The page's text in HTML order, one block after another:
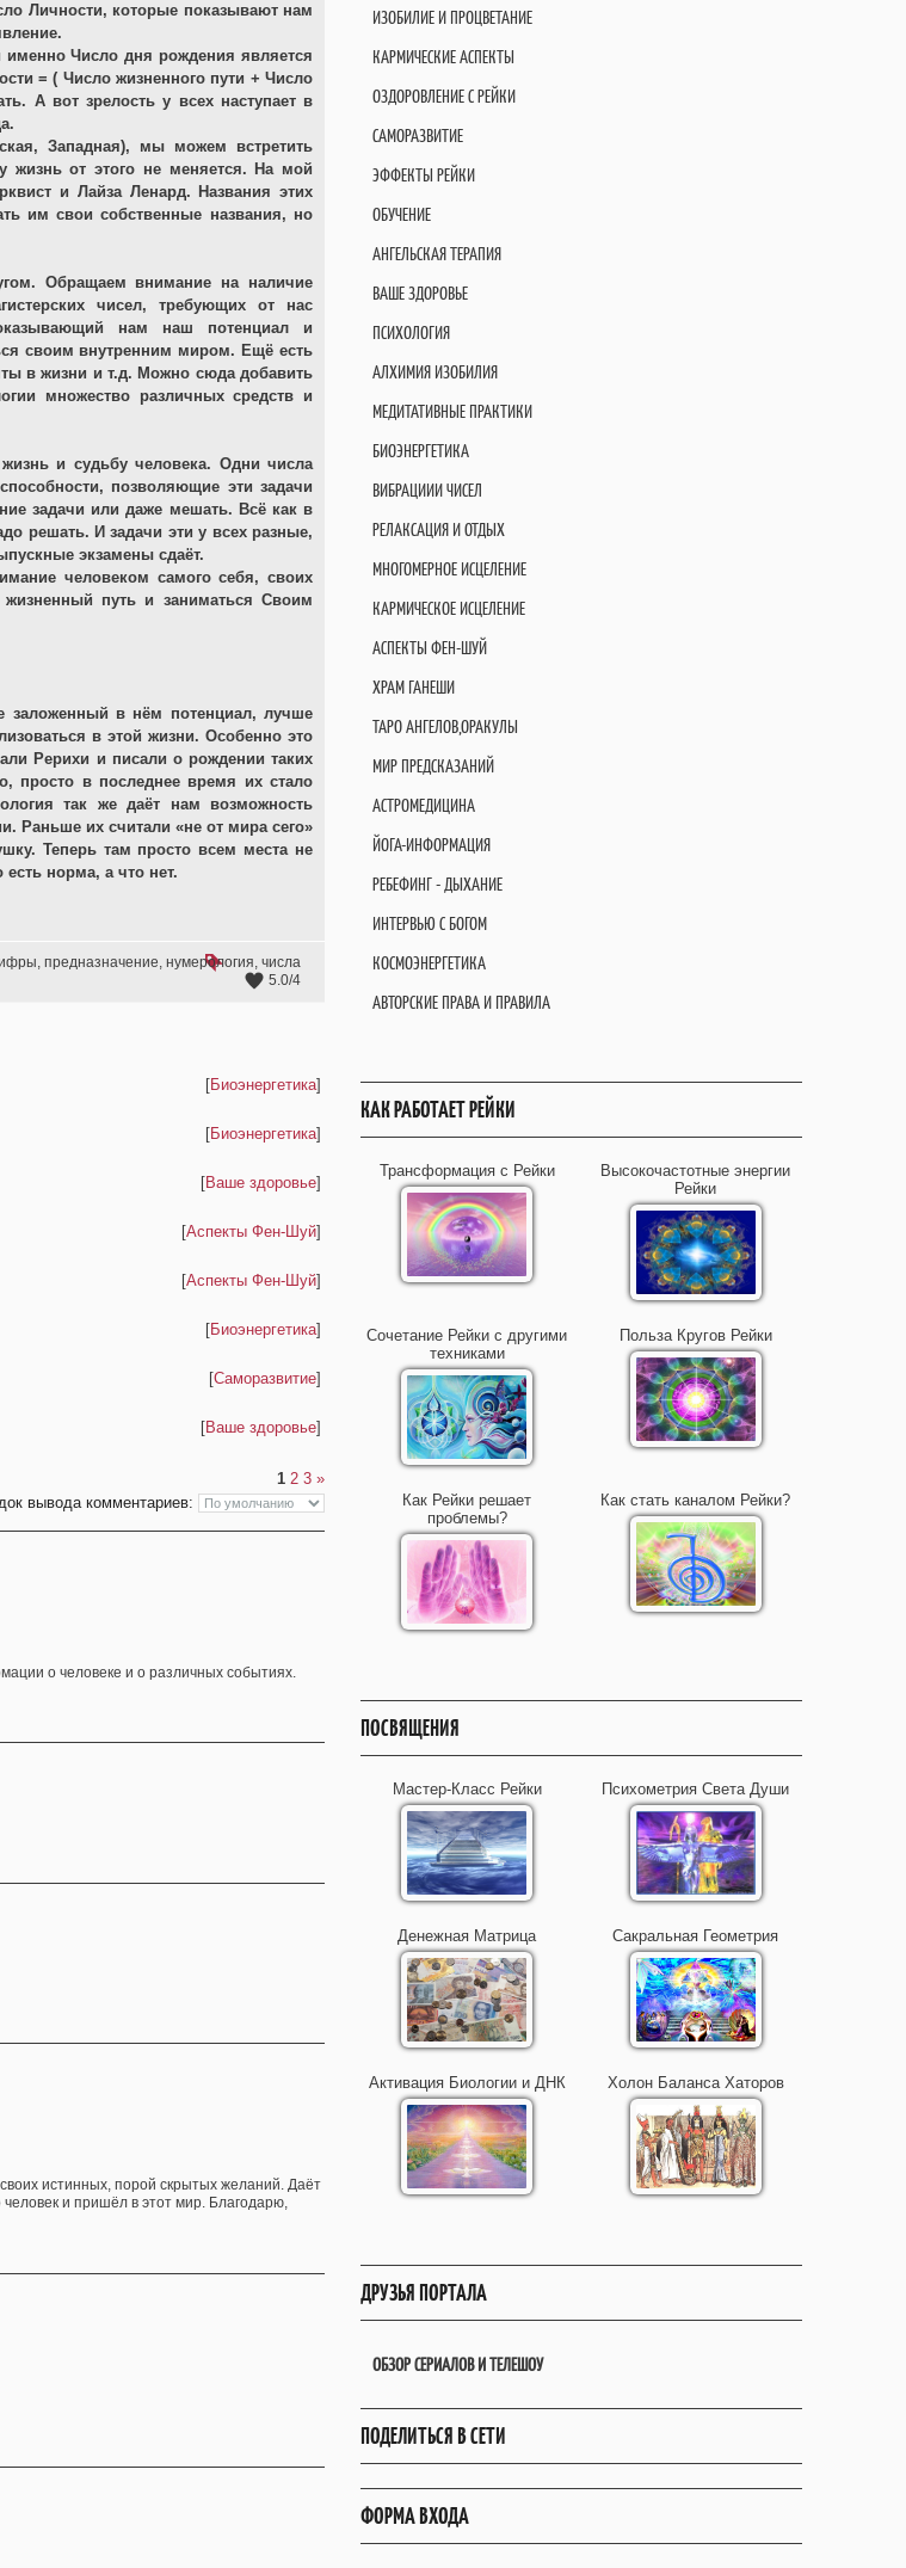
Личности, которые показывают нам
именно Число дня рождения является
= ( Число жизненного пути + Число
А вот зрелость у всех наступает в
Западная), мы можем встретить
жизнь от этого не меняется. На мой
и Лайза Ленард. Названия этих
им свои собственные названия, но
Обращаем внимание на наличие
чисел, требующих от нас
нам наш потенциал и
своим внутренним миром. Ещё есть
в жизни и т.д. Можно сюда добавить
множество различных средств и
и судьбу человека. Одни числа
позволяющие эти задачи
задачи или даже мешать. Всё как в
решать. И задачи эти у всех разные,
экзамены сдаёт.
человеком самого себя, своих
путь и заниматься Своим
заложенный в нём потенциал, лучше
в этой жизни. Особенно это
Рерихи и писали о рождении таких
просто в последнее время их стало
так же даёт нам возможность
Раньше их считали «не от мира сего»
Теперь там просто всем места не
есть норма, а что нет.
, предназначение, нумерология, числа
5.0/4
[Биоэнергетика]
[Биоэнергетика]
[Ваше здоровье]
[Аспекты Фен-Шуй]
[Аспекты Фен-Шуй]
[Биоэнергетика]
[Саморазвитие]
[Ваше здоровье]
1 2 3 »
вывода комментариев:
о человеке и о различных событиях.
истинных, порой скрытых желаний. Даёт
и пришёл в этот мир. Благодарю,
ИЗОБИЛИЕ И ПРОЦВЕТАНИЕ
КАРМИЧЕСКИЕ АСПЕКТЫ
ОЗДОРОВЛЕНИЕ С РЕЙКИ
САМОРАЗВИТИЕ
ЭФФЕКТЫ РЕЙКИ
ОБУЧЕНИЕ
АНГЕЛЬСКАЯ ТЕРАПИЯ
ВАШЕ ЗДОРОВЬЕ
ПСИХОЛОГИЯ
АЛХИМИЯ ИЗОБИЛИЯ
МЕДИТАТИВНЫЕ ПРАКТИКИ
БИОЭНЕРГЕТИКА
ВИБРАЦИИИ ЧИСЕЛ
РЕЛАКСАЦИЯ И ОТДЫХ
МНОГОМЕРНОЕ ИСЦЕЛЕНИЕ
КАРМИЧЕСКОЕ ИСЦЕЛЕНИЕ
АСПЕКТЫ ФЕН-ШУЙ
ХРАМ ГАНЕШИ
ТАРО АНГЕЛОВ,ОРАКУЛЫ
МИР ПРЕДСКАЗАНИЙ
АСТРОМЕДИЦИНА
ЙОГА-ИНФОРМАЦИЯ
РЕБЕФИНГ - ДЫХАНИЕ
ИНТЕРВЬЮ С БОГОМ
КОСМОЭНЕРГЕТИКА
АВТОРСКИЕ ПРАВА И ПРАВИЛА
КАК РАБОТАЕТ РЕЙКИ
Трансформация с Рейки
Высокочастотные энергии
Рейки
Сочетание Рейки с другими
техниками
Польза Кругов Рейки
Как Рейки решает
проблемы?
Как стать каналом Рейки?
ПОСВЯЩЕНИЯ
Мастер-Класс Рейки Психометрия Света Души
Денежная Матрица Сакральная Геометрия
Активация Биологии и ДНК Холон Баланса Хаторов
ДРУЗЬЯ ПОРТАЛА
ОБЗОР СЕРИАЛОВ И ТЕЛЕШОУ
ПОДЕЛИТЬСЯ В СЕТИ
ФОРМА ВХОДА